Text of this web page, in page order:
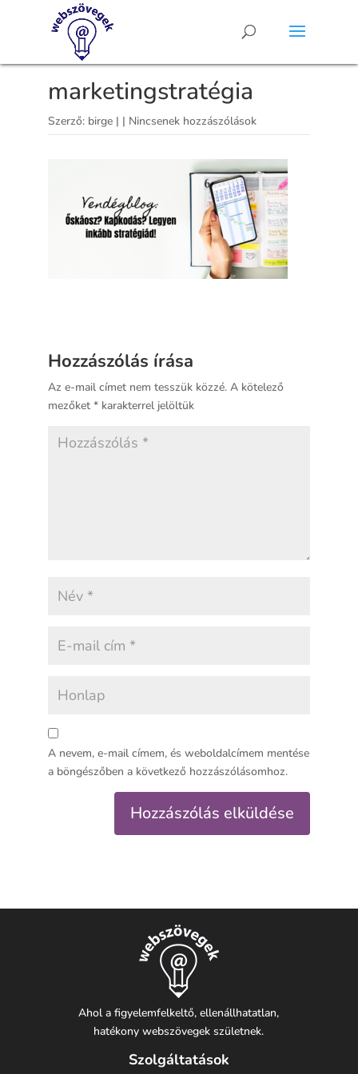
marketingstratégia
Szerző: birge| | Nincsenek hozzászólások
Hozzászólás írása
Az e-mail címet nem tesszük közzé. A kötelező
mezőket *karakterrel jelöltük
A nevem, e-mail címem, és weboldalcímem mentése
a böngészőben a következő hozzászólásomhoz.
Ahol a figyelemfelkeltő, ellenállhatatlan,
hatékony webszövegek születnek.
Szolgáltatások